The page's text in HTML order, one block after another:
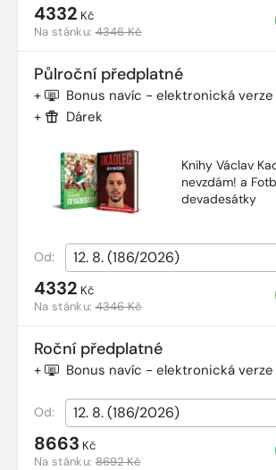
4332 Kč
Na stánku:4346 Kč
Půlroční předplatné
+ Bonus navíc - elektronická verze
+ Dárek
Knihy Václav
nevzdám! a
devadesátky
Od:
4332 Kč
Na stánku:4346 Kč
Roční předplatné
+ Bonus navíc - elektronická verze
Od:
8663 Kč
Na stánku:8692 Kč